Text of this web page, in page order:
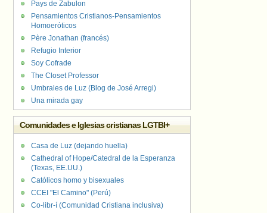
Pays de Zabulon
Pensamientos Cristianos-Pensamientos
Homoeróticos
Père Jonathan (francés)
Refugio Interior
Soy Cofrade
The Closet Professor
Umbrales de Luz (Blog de José Arregi)
Una mirada gay
Comunidades e Iglesias cristianas LGTBI+
Casa de Luz (dejando huella)
Cathedral of Hope/Catedral de la Esperanza
(Texas, EE.UU.)
Católicos homo y bisexuales
CCEI "El Camino" (Perú)
Co-libr-í (Comunidad Cristiana inclusiva)